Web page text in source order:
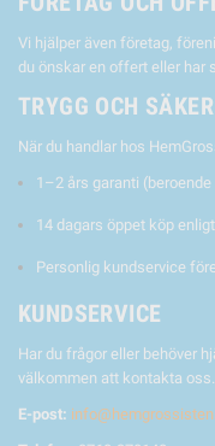
Vi hjälper även företag,
du önskar en offert eller har
TRYGG OCH
När du handlar hos
1–2 års garanti
14 dagars öppet köp
Personlig kundservice
KUNDSERVICE
Har du frågor eller behöver
välkommen att kontakta oss.
E-post: